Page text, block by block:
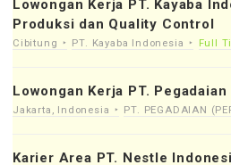
Lowongan Kerja PT. Kayaba
Produksi dan Quality Control
Cibitung PT. Kayaba Indonesia Full
Lowongan Kerja PT.
Jakarta, Indonesia PT. PEGADAIAN
Karier Area PT. Nestle